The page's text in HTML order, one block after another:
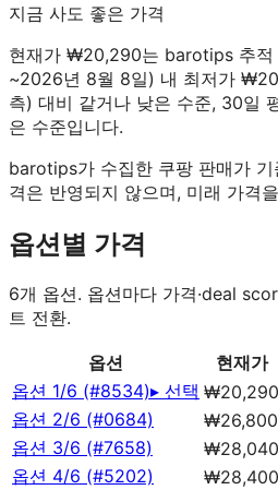
지금 사도 좋은 가격
현재가 ₩20,290는 barotips 추적
~2026년 8월 8일) 내 최저가
측) 대비 같거나 낮은 수준, 30일
은 수준입니다.
barotips가 수집한 쿠팡 판매가
격은 반영되지 않으며, 미래 가격
옵션별 가격
6개 옵션. 옵션마다 가격·deal
트 전환.
옵션 현재가
옵션 1/6 (#8534)▸ 선택 ₩20,290
옵션 2/6 (#0684)
₩26,800
옵션 3/6 (#7658)
₩28,040
옵션 4/6 (#5202)
₩28,400